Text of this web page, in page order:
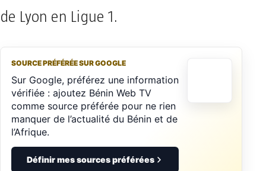
de Lyon en Ligue 1.
SOURCE PRÉFÉRÉE SUR GOOGLE
Sur Google, préférez une information
vérifiée : ajoutez Bénin Web TV
comme source préférée pour ne rien
manquer de l’actualité du Bénin et de
l’Afrique.
Définir mes sources préférées